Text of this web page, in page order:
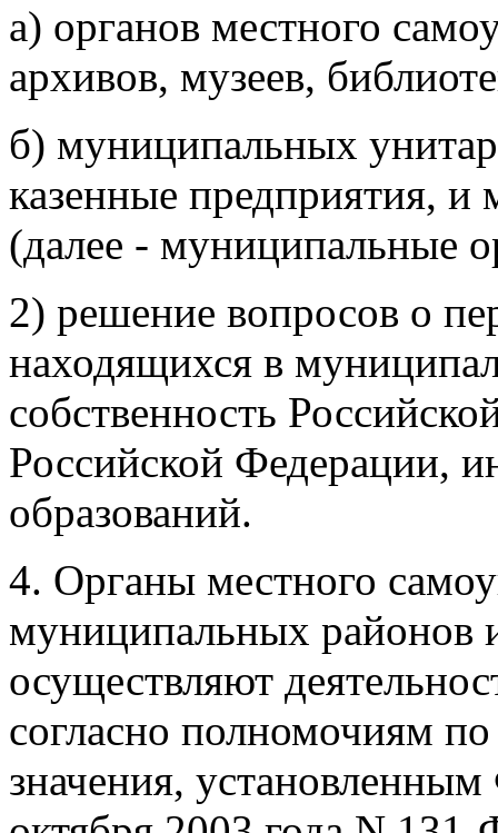
а) органов местного
архивов, музеев,
б) муниципальных
казенные предприятия,
(далее - муниципальные
2) решение вопросов о
находящихся в
собственность
Российской Федерации,
образований.
4. Органы местного
муниципальных районов
осуществляют
согласно полномочиям
значения,